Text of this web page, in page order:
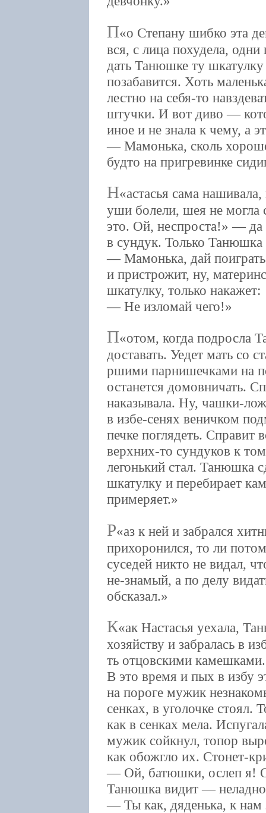
П о Степану шибко эта
вся, с лица похудела,
дать Танюшке ту
позабавится. Хоть
лестно на себя-то
штучки. И вот диво —
иное и не знала к чему, а
— Мамонька, сколь
будто на пригревинке
Н астасья сама
уши болели, шея не могла
это. Ой, неспроста!» — да
в сундук. Только Танюшка
— Мамонька, дай
и пристрожит, ну,
шкатулку, только накажет:
— Не изломай чего!
П отом, когда подросла
доставать. Уедет мать со
ршими парнишечками на
останется домовничать.
наказывала. Ну, чашки-
в избе-сенях веничком
печке поглядеть. Справит
верхних-то сундуков к
легонький стал. Танюшка
шкатулку и перебирает
примеряет.
Р аз к ней и забрался
прихоронился, то ли
суседей никто не видал,
не-знамый, а по делу
обсказал.
К ак Настасья уехала,
хозяйству и забралась в
ть отцовскими камешками.
В это время и пых в избу
на пороге мужик
сенках, в уголочке стоял.
как в сенках мела.
мужик сойкнул, топор
как обожгло их. Стонет-
— Ой, батюшки, ослеп я!
Танюшка видит — неладно
— Ты как, дяденька, к нам